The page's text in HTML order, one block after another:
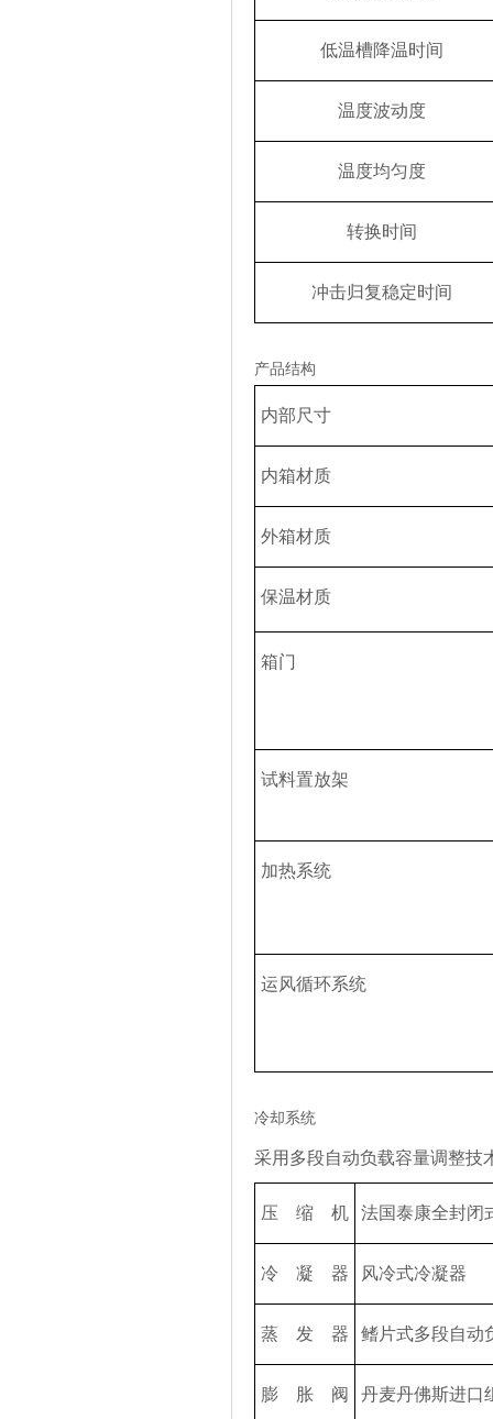
低温槽降温时间
温度波动度
温度均匀度
转换时间
冲击归复稳定时间
产品结构
内部尺寸
内箱材质
外箱材质
保温材质
箱门
试料置放架
加热系统
运风循环系统
冷却系统
采用多段自动负载容量调整技
压 缩 机 法国泰康全封闭
冷凝器 风冷式冷凝器
蒸 发 器 鳍片式多段自动
膨 胀 阀 丹麦丹佛斯进口